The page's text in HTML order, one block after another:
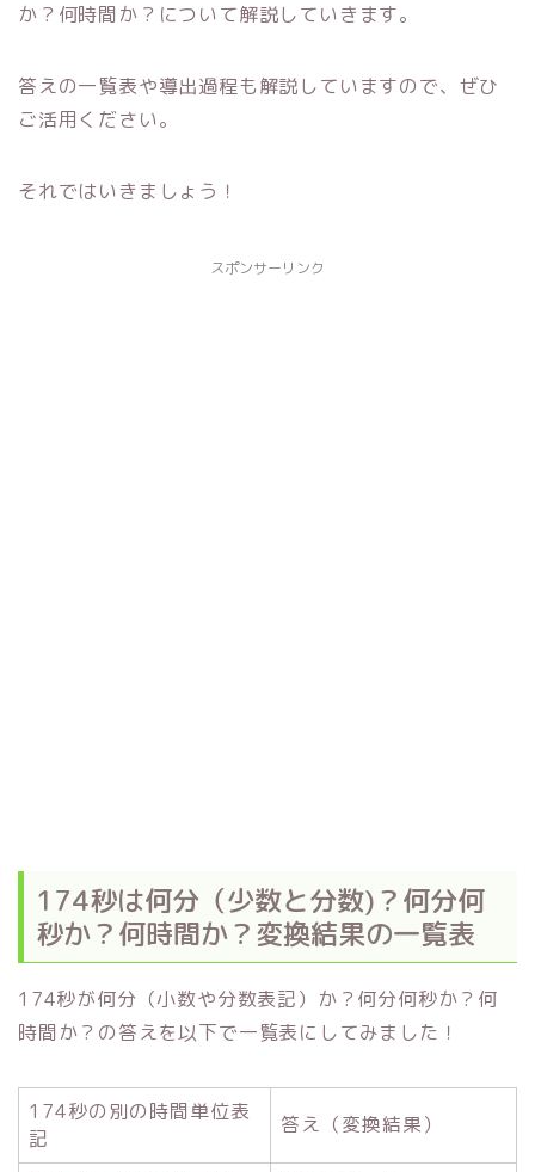
か？何時間か？について解説していきます。
答えの一覧表や導出過程も解説していますので、ぜひ
ご活用ください。
それではいきましょう！
スポンサーリンク
174秒は何分（少数と分数)？何分何
秒か？何時間か？変換結果の一覧表
174秒が何分（小数や分数表記）か？何分何秒か？何
時間か？の答えを以下で一覧表にしてみました！
174秒の別の時間単位表
記
答え（変換結果）